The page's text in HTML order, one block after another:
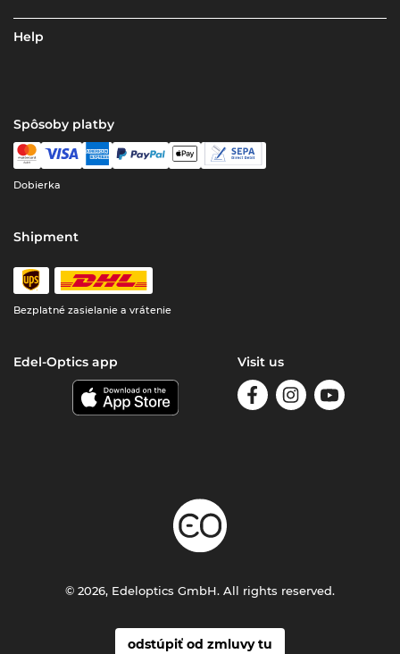
Help
Spôsoby platby
Dobierka
Shipment
Bezplatné zasielanie a vrátenie
Edel-Optics app Visit us
odstúpiť od zmluvy tu
© 2026, Edeloptics GmbH. All rights reserved.